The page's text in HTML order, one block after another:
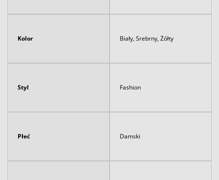
Kolor Biały, Srebrny, Żółty
Styl Fashion
Płeć Damski